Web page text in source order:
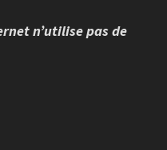
n’utilise pas de